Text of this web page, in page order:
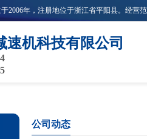
速机科技有限公司
公司动态